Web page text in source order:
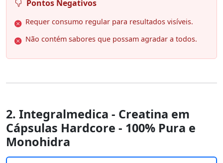
Pontos Negativos
Requer consumo regular para resultados visíveis.
Não contém sabores que possam agradar a todos.
2. Integralmedica - Creatina em
Cápsulas Hardcore - 100% Pura e
Monohidra